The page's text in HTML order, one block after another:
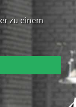
zu einem